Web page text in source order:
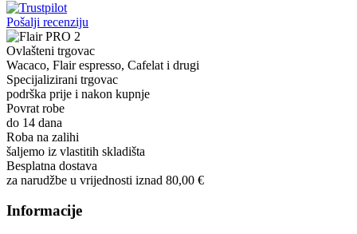
Pošalji recenziju
Ovlašteni trgovac
Wacaco, Flair espresso, Cafelat i drugi
Specijalizirani trgovac
podrška prije i nakon kupnje
Povrat robe
do 14 dana
Roba na zalihi
šaljemo iz vlastitih skladišta
Besplatna dostava
za narudžbe u vrijednosti iznad 80,00 €
Informacije